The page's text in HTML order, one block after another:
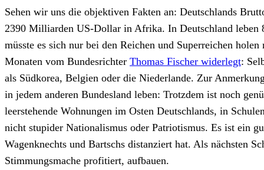
Sehen wir uns die objektiven Fakten an: Deutschlands
2390 Milliarden US-Dollar in Afrika. In Deutschland leben
müsste es sich nur bei den Reichen und Superreichen
Monaten vom Bundesrichter Thomas Fischer widerlegt:
als Südkorea, Belgien oder die Niederlande. Zur
in jedem anderen Bundesland leben: Trotzdem ist noch
leerstehende Wohnungen im Osten Deutschlands, in
nicht stupider Nationalismus oder Patriotismus. Es ist ein
Wagenknechts und Bartschs distanziert hat. Als nächsten
Stimmungsmache profitiert, aufbauen.